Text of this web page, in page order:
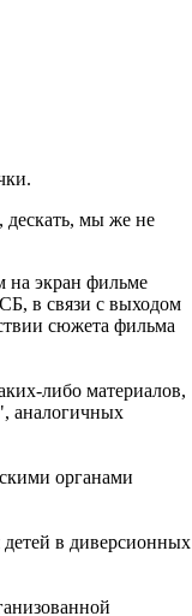
дескать, мы же не
на экран фильме
в связи с выходом
сюжета фильма
либо материалов,
аналогичных
органами
в диверсионных